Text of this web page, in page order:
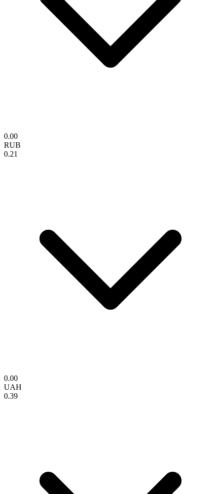
0.00
RUB
0.21
0.00
UAH
0.39